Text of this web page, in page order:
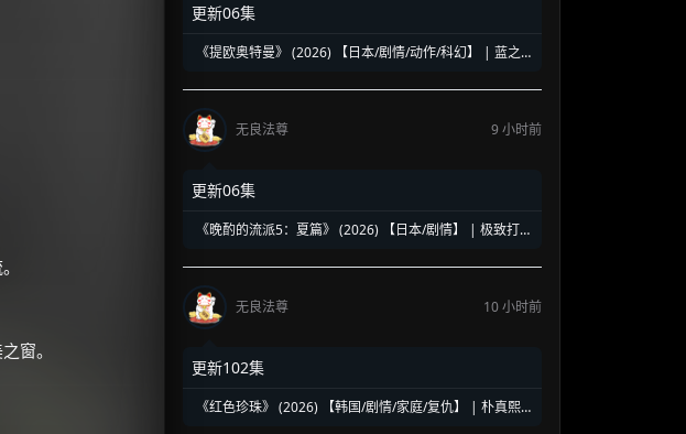
窗。
更新06集
《提欧奥特曼》 (2026) 【日本/剧情/动作/科幻】 | 蓝之
无良法尊 9 小时前
更新06集
《晚酌的流派5：夏篇》 (2026) 【日本/剧情】 | 极致打工
无良法尊 10 小时前
更新102集
《红色珍珠》 (2026) 【韩国/剧情/家庭/复仇】 | 朴真熙